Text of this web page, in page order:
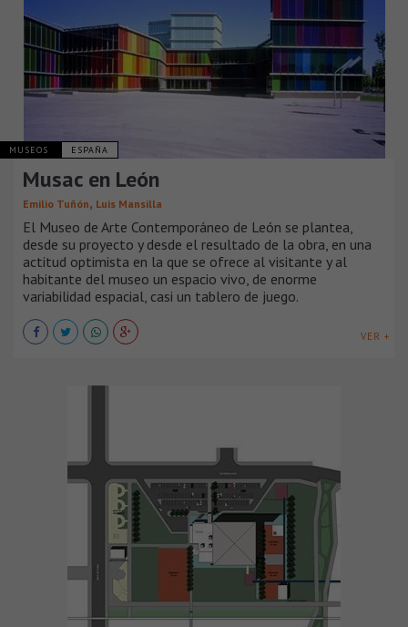
MUSEOS ESPAÑA
Musac en León
Emilio Tuñón, Luis Mansilla
El Museo de Arte Contemporáneo de León se plantea,
desde su proyecto y desde el resultado de la obra, en una
actitud optimista en la que se ofrece al visitante y al
habitante del museo un espacio vivo, de enorme
variabilidad espacial, casi un tablero de juego.
VER +